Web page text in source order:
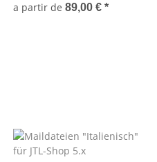
a partir de 89,00 € *